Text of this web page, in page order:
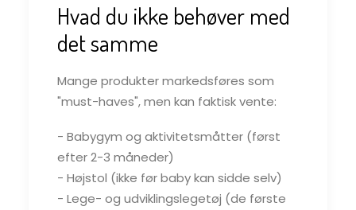
Hvad du ikke behøver med
det samme
Mange produkter markedsføres som
"must-haves", men kan faktisk vente:
- Babygym og aktivitetsmåtter (først
efter 2-3 måneder)
- Højstol (ikke før baby kan sidde selv)
- Lege- og udviklingslegetøj (de første